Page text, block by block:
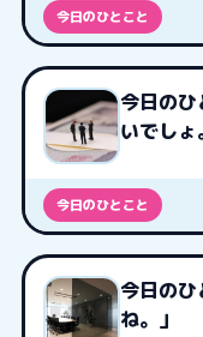
今日のひとこと
今日の
いでしょ
今日のひとこと
今日の
ね。」